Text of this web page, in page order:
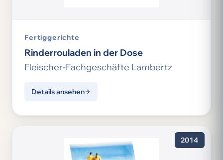
Fertiggerichte
Rinderrouladen in der Dose
Fleischer-Fachgeschäfte Lambertz
Details ansehen
2014